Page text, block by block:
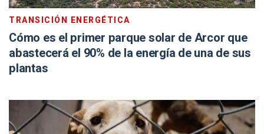
TRANSICIÓN ENERGÉTICA
Cómo es el primer parque solar de Arcor que
abastecerá el 90% de la energía de una de sus
plantas